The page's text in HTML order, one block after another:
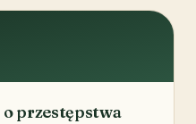
przestępstwa